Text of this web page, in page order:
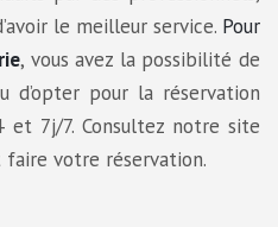
le meilleur service. Pour
, vous avez la possibilité de
d’opter pour la réservation
7j/7. Consultez notre site
votre réservation.